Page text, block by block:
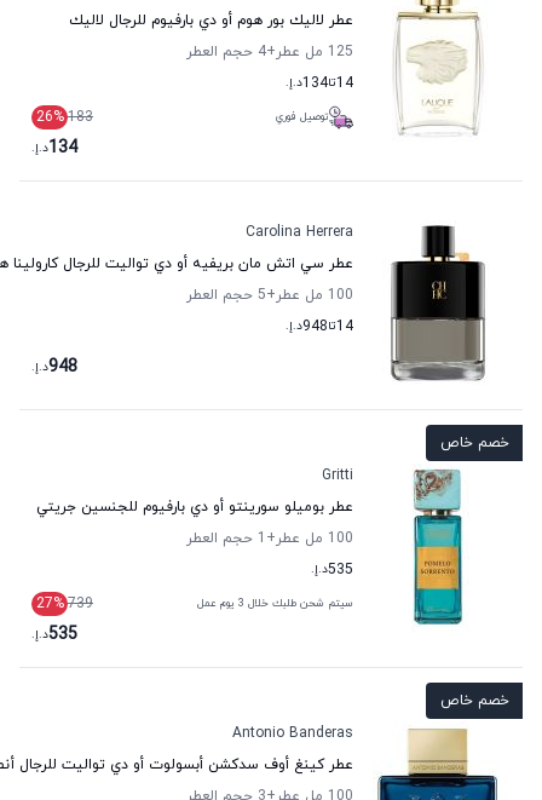
عطر لاليك بور هوم أو دي بارفيوم للرجال لاليك
125 مل عطر
+4
حجم العطر
14تا134د.إ.
توصيل فوري 183
26%
134د.إ.
Carolina Herrera
عطر سي اتش مان بريفيه أو دي تواليت للرجال كارولينا
100 مل عطر
+5
حجم العطر
14تا948د.إ.
948د.إ.
خصم خاص
Gritti
عطر بوميلو سورينتو أو دي بارفيوم للجنسين جريتي
100 مل عطر
+1
حجم العطر
535د.إ.
سيتم شحن طلبك خلال 3 يوم عمل 739
27%
535د.إ.
خصم خاص
Antonio Banderas
عطر كينغ أوف سدكشن أبسولوت أو دي تواليت للرجال